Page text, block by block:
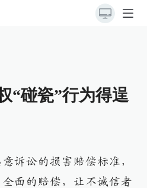
“碰瓷”行为得逞
诉讼的损害赔偿标准，
面的赔偿，让不诚信者